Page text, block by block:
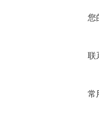
您
联
常